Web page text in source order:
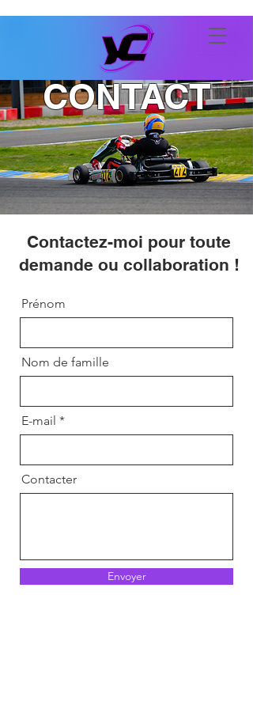
CONTACT
Contactez-moi pour toute
demande ou collaboration !
Prénom
Nom de famille
E-mail
Contacter
Envoyer